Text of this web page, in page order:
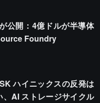
公開：4億ドルが半導体
Foundry
ハイニックスの反発は
AI ストレージサイクル